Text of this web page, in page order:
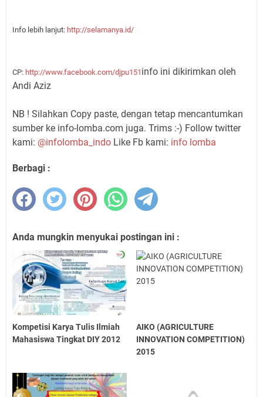
Info lebih lanjut: http://selamanya.id/
CP: http://www.facebook.com/djpu151 info ini dikirimkan oleh
Andi Aziz
NB ! Silahkan Copy paste, dengan tetap mencantumkan
sumber ke info-lomba.com juga. Trims :-) Follow twitter
kami: @infolomba_indo Like Fb kami: info lomba
Berbagi :
Anda mungkin menyukai postingan ini :
Kompetisi Karya Tulis Ilmiah
Mahasiswa Tingkat DIY 2012
AIKO (AGRICULTURE
INNOVATION COMPETITION)
2015